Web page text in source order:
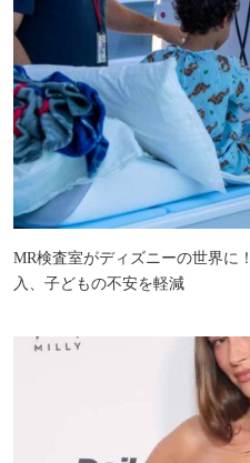
MR検査室がディズニーの世界に
入、子どもの不安を軽減